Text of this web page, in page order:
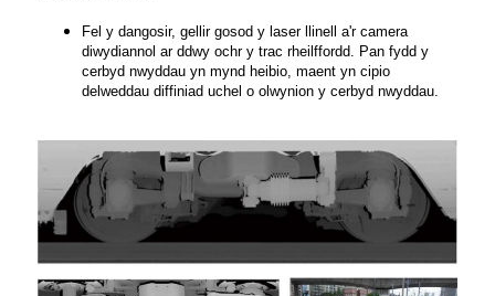
Fel y dangosir, gellir gosod y laser llinell a'r camera
diwydiannol ar ddwy ochr y trac rheilffordd. Pan fydd y
cerbyd nwyddau yn mynd heibio, maent yn cipio
delweddau diffiniad uchel o olwynion y cerbyd nwyddau.